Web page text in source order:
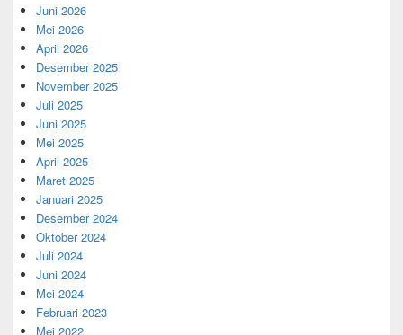
Juni 2026
Mei 2026
April 2026
Desember 2025
November 2025
Juli 2025
Juni 2025
Mei 2025
April 2025
Maret 2025
Januari 2025
Desember 2024
Oktober 2024
Juli 2024
Juni 2024
Mei 2024
Februari 2023
Mei 2022